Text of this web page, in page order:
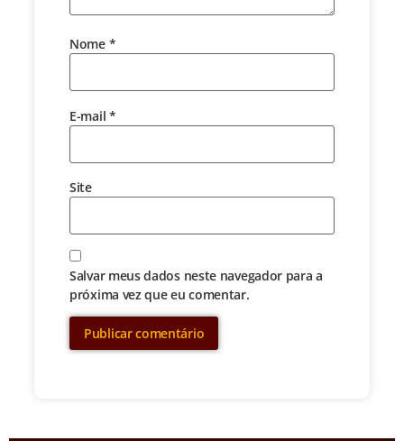
Nome *
E-mail *
Site
Salvar meus dados neste navegador para a
próxima vez que eu comentar.